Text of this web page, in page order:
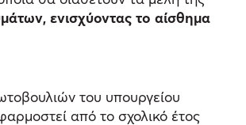
ενισχύοντας το αίσθημα
του υπουργείου
από το σχολικό έτος